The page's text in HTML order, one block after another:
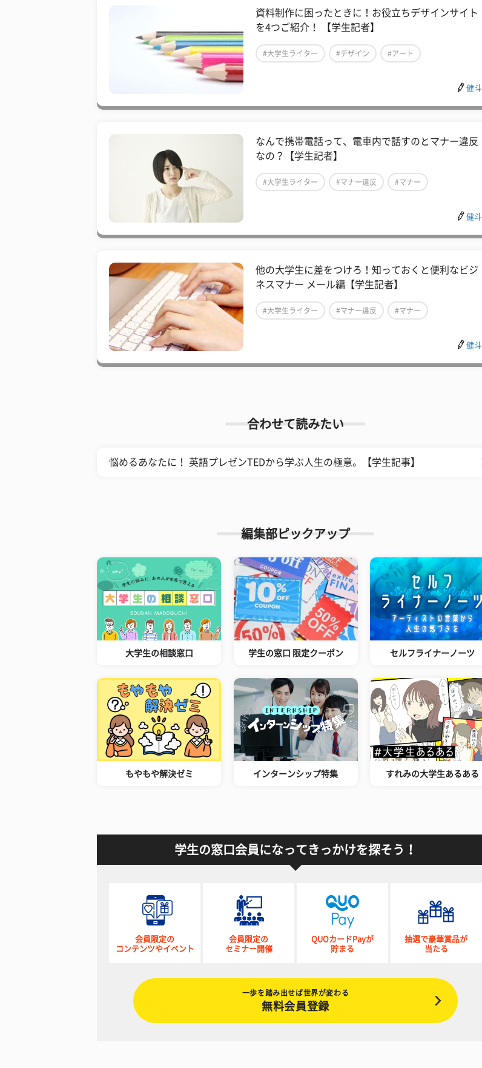
資料制作に困ったときに！お役立ちデザインサイト
を4つご紹介！ 【学生記者】
#大学生ライター #デザイン #アート
健斗
なんで携帯電話って、電車内で話すのとマナー違反
なの？【学生記者】
#大学生ライター #マナー違反 #マナー
健斗
他の大学生に差をつけろ！知っておくと便利なビジ
ネスマナー メール編【学生記者】
#大学生ライター #マナー違反 #マナー
健斗
合わせて読みたい
悩めるあなたに！ 英語プレゼンTEDから学ぶ人生の極意。【学生記事】
編集部ピックアップ
大学生の相談窓口 学生の窓口 限定クーポン セルフライナーノーツ
もやもや解決ゼミ インターンシップ特集 すれみの大学生あるある
学生の窓口会員になってきっかけを探そう！
会員限定の
コンテンツやイベント
会員限定の
セミナー開催
QUOカードPayが
貯まる
抽選で豪華賞品が
当たる
一歩を踏み出せば世界が変わる
無料会員登録